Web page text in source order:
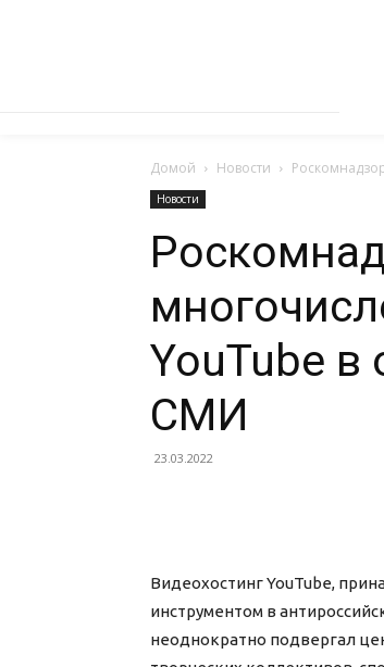
Домой Новости
Новости
YouTube в
СМИ
23.03.2022
Видеохостинг YouTube,
инструментом в
неоднократно подвергал